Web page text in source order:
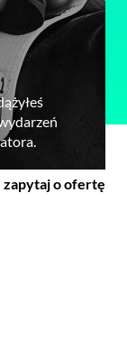
zapytaj o ofertę